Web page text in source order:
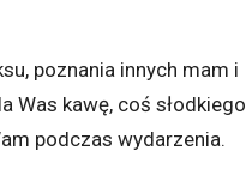
poznania innych mam i
Was kawę, coś słodkiego
podczas wydarzenia.